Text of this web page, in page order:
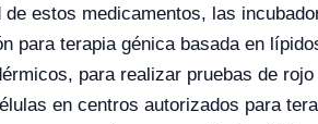
estos medicamentos, las
para terapia génica basada en
para realizar pruebas de
en centros autorizados para